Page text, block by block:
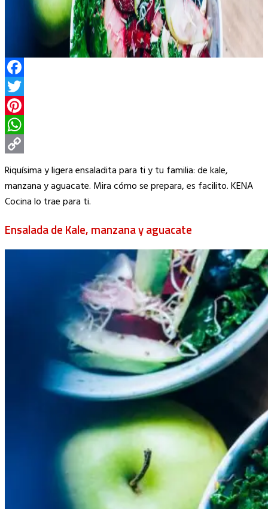
Facebook
Twitter
Pinterest
WhatsApp
Copy
Link
Riquísima y ligera ensaladita para ti y tu familia: de kale,
manzana y aguacate. Mira cómo se prepara, es facilito. KENA
Cocina lo trae para ti.
Ensalada de Kale, manzana y aguacate